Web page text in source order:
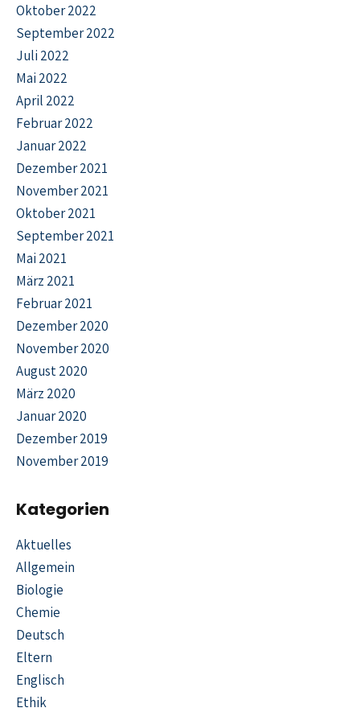
Oktober 2022
September 2022
Juli 2022
Mai 2022
April 2022
Februar 2022
Januar 2022
Dezember 2021
November 2021
Oktober 2021
September 2021
Mai 2021
März 2021
Februar 2021
Dezember 2020
November 2020
August 2020
März 2020
Januar 2020
Dezember 2019
November 2019
Kategorien
Aktuelles
Allgemein
Biologie
Chemie
Deutsch
Eltern
Englisch
Ethik